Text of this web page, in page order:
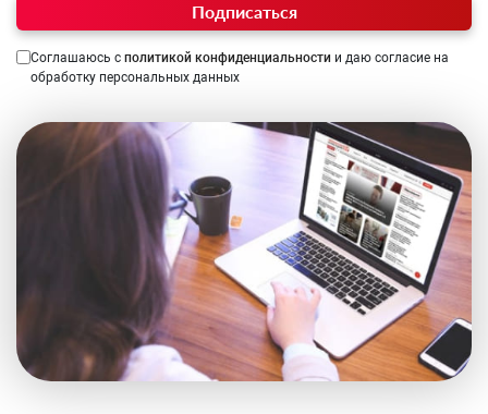
Подписаться
Соглашаюсь с политикой конфиденциальности и даю согласие на
обработку персональных данных